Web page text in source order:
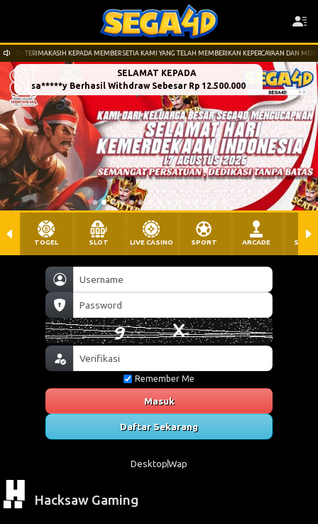
SETIA KAMI YANG TELAH MEMBERIKAN KEPERCAYAAN DAN MENDUKUNG KAMI. LINK SITUS :
Remember Me
Masuk
Daftar Sekarang
TOGEL SLOT LIVE CASINO SPORT ARCADE
DesktopWap
Hacksaw Gaming
SELAMAT KEPADA
sa*****y Berhasil Withdraw Sebesar Rp 12.500.000